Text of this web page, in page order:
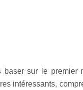
sur le premier
intéressants,